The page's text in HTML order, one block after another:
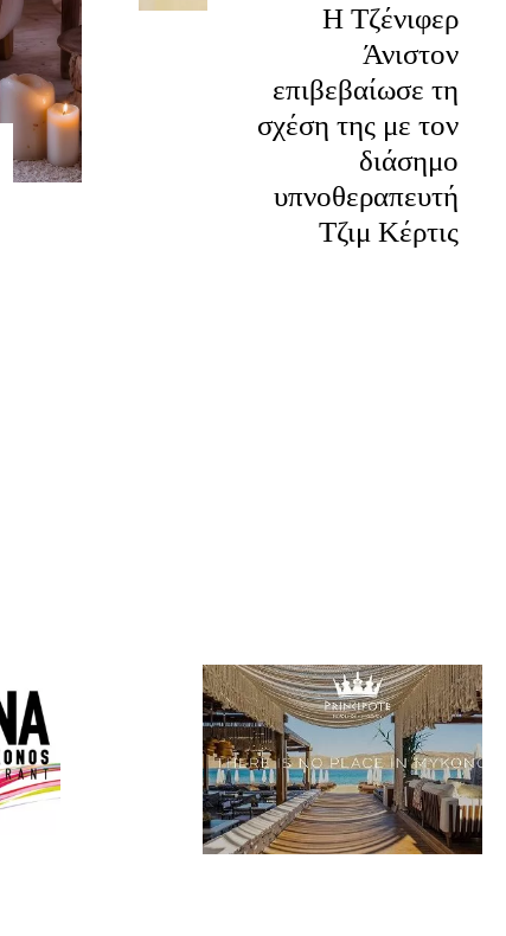
Η Τζένιφερ
Άνιστον
επιβεβαίωσε τη
σχέση της με τον
διάσημο
υπνοθεραπευτή
Τζιμ Κέρτις